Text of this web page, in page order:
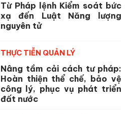
Từ Pháp lệnh Kiểm soát bức
xạ đến Luật Năng lượng
nguyên tử
THỰC TIỄN QUẢN LÝ
Nâng tầm cải cách tư pháp:
Hoàn thiện thể chế, bảo vệ
công lý, phục vụ phát triển
đất nước